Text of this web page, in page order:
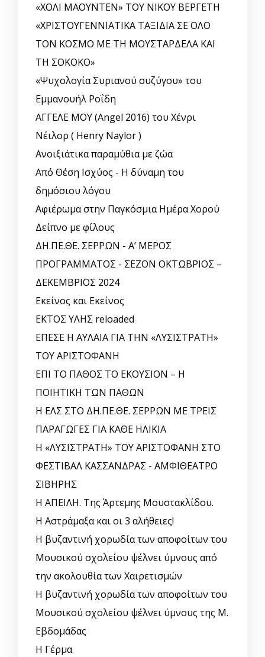
«ΧΟΛΙ ΜΑΟΥΝΤΕΝ» ΤΟΥ ΝΙΚΟΥ ΒΕΡΓΕΤΗ
«ΧΡΙΣΤΟΥΓΕΝΝΙΑΤΙΚΑ ΤΑΞΙΔΙΑ ΣΕ ΟΛΟ
ΤΟΝ ΚΟΣΜΟ ΜΕ ΤΗ ΜΟΥΣΤΑΡΔΕΛΑ ΚΑΙ
ΤΗ ΣΟΚΟΚΟ»
«Ψυχολογία Συριανού συζύγου» του
Εμμανουήλ Ροΐδη
ΑΓΓΕΛΕ ΜΟΥ (Angel 2016) του Χένρι
Νέιλορ ( Henry Naylor )
Ανοιξιάτικα παραμύθια με ζώα
Από Θέση Ισχύος - Η δύναμη του
δημόσιου λόγου
Αφιέρωμα στην Παγκόσμια Ημέρα Χορού
Δείπνο με φίλους
ΔΗ.ΠΕ.ΘΕ. ΣΕΡΡΩΝ - Α’ ΜΕΡΟΣ
ΠΡΟΓΡΑΜΜΑΤΟΣ - ΣΕΖΟΝ ΟΚΤΩΒΡΙΟΣ –
ΔΕΚΕΜΒΡΙΟΣ 2024
Εκείνος και Εκείνος
ΕΚΤΟΣ ΥΛΗΣ reloaded
ΕΠΕΣΕ Η ΑΥΛΑΙΑ ΓΙΑ ΤΗΝ «ΛΥΣΙΣΤΡΑΤΗ»
ΤΟΥ ΑΡΙΣΤΟΦΑΝΗ
ΕΠΙ ΤΟ ΠΑΘΟΣ ΤΟ ΕΚΟΥΣΙΟΝ – Η
ΠΟΙΗΤΙΚΗ ΤΩΝ ΠΑΘΩΝ
Η ΕΛΣ ΣΤΟ ΔΗ.ΠΕ.ΘΕ. ΣΕΡΡΩΝ ΜΕ ΤΡΕΙΣ
ΠΑΡΑΓΩΓΕΣ ΓΙΑ ΚΑΘΕ ΗΛΙΚΙΑ
Η «ΛΥΣΙΣΤΡΑΤΗ» ΤΟΥ ΑΡΙΣΤΟΦΑΝΗ ΣΤΟ
ΦΕΣΤΙΒΑΛ ΚΑΣΣΑΝΔΡΑΣ - ΑΜΦΙΘΕΑΤΡΟ
ΣΙΒΗΡΗΣ
Η ΑΠΕΙΛΗ. Της Άρτεμης Μουστακλίδου.
Η Αστράμαξα και οι 3 αλήθειες!
Η βυζαντινή χορωδία των αποφοίτων του
Μουσικού σχολείου ψέλνει ύμνους από
την ακολουθία των Χαιρετισμών
Η βυζαντινή χορωδία των αποφοίτων του
Μουσικού σχολείου ψέλνει ύμνους της Μ.
Εβδομάδας
Η Γέρμα